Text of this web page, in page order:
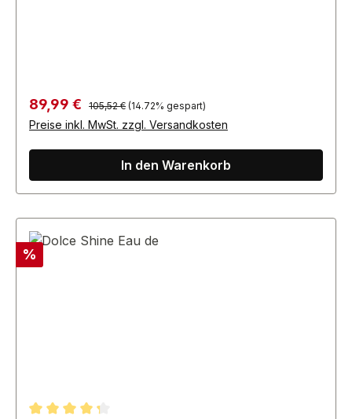
Verkaufspreis:
89,99 € Regulärer Preis:
105,52 € (14.72% gespart)
Preise inkl. MwSt. zzgl. Versandkosten
In den Warenkorb
Rabatt
%